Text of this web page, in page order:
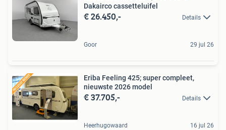
Dakairco cassetteluifel
€ 26.450,- Details
Goor 29 jul 26
Eriba Feeling 425; super compleet,
nieuwste 2026 model
€ 37.705,- Details
Heerhugowaard 16 jul 26